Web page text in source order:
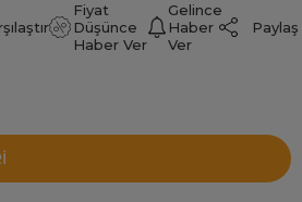
Fiyat
Düşünce
Haber Ver
Gelince
Haber
Ver
Paylaş